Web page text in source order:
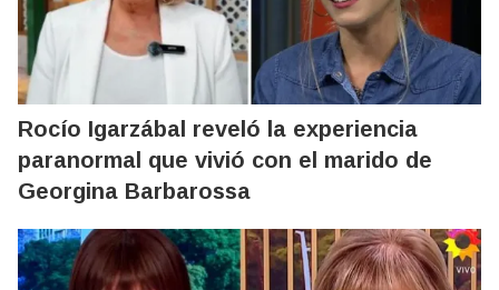
Rocío Igarzábal reveló la experiencia
paranormal que vivió con el marido de
Georgina Barbarossa